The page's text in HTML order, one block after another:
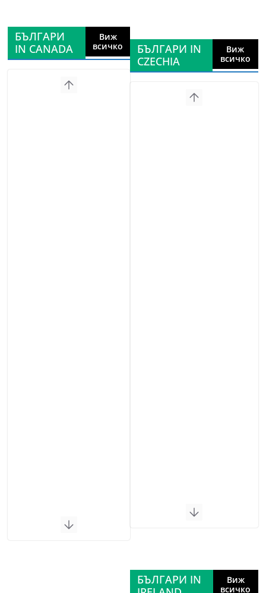
БЪЛГАРИ
IN CANADA
Виж
всичко
БЪЛГАРИ IN
CZECHIA
Виж
всичко
БЪЛГАРИ IN
Виж
всичко